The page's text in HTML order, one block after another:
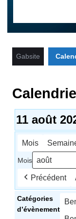
Gabsite
11 août
Mois
Mois
Précédent
Catégories
d’évènement